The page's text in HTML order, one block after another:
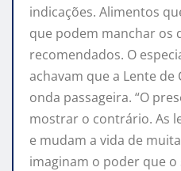
indicações. Alimentos
que podem manchar os
recomendados. O
achavam que a Lente
onda passageira. “O
mostrar o contrário. As
e mudam a vida de
imaginam o poder que